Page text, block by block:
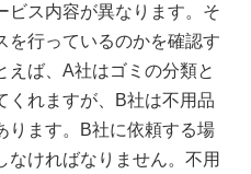
ビス内容が異なります。そ
を行っているのかを確認す
えば、A社はゴミの分類と
くれますが、B社は不用品
ります。B社に依頼する場
なければなりません。不用